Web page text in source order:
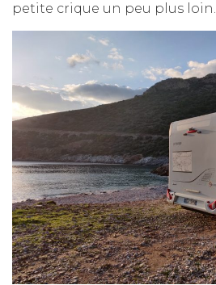
petite crique un peu plus loin.